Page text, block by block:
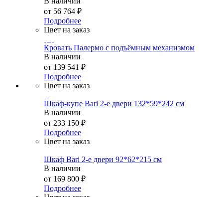
от 56 764 ₽
Подробнее
Цвет на заказ
Кровать Палермо с подъёмным механизмом
В наличии
от 139 541 ₽
Подробнее
Цвет на заказ
Шкаф-купе Bari 2-е двери 132*59*242 см
В наличии
от 233 150 ₽
Подробнее
Цвет на заказ
Шкаф Bari 2-е двери 92*62*215 см
В наличии
от 169 800 ₽
Подробнее